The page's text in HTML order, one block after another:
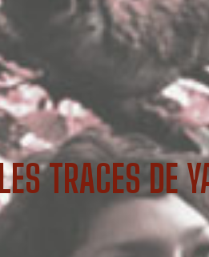
TRACES DE